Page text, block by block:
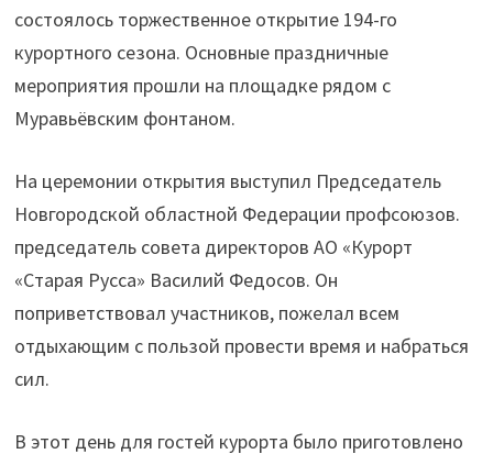
состоялось торжественное открытие 194-го
курортного сезона. Основные праздничные
мероприятия прошли на площадке рядом с
Муравьёвским фонтаном.
На церемонии открытия выступил Председатель
Новгородской областной Федерации профсоюзов.
председатель совета директоров АО «Курорт
«Старая Русса» Василий Федосов. Он
поприветствовал участников, пожелал всем
отдыхающим с пользой провести время и набраться
сил.
В этот день для гостей курорта было приготовлено